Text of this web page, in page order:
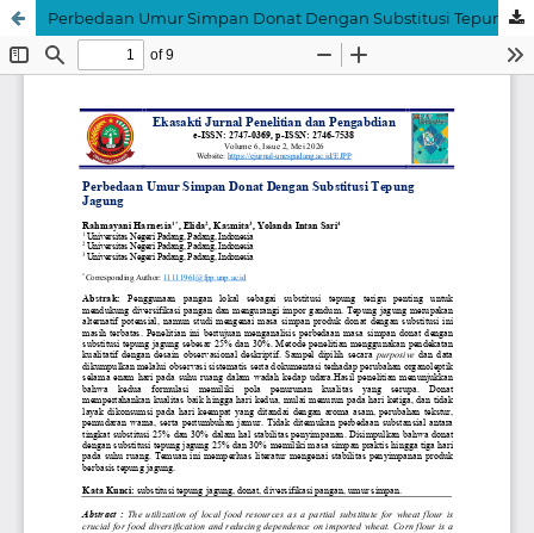
Perbedaan Umur Simpan Donat Dengan Substitusi Tepung Jagung